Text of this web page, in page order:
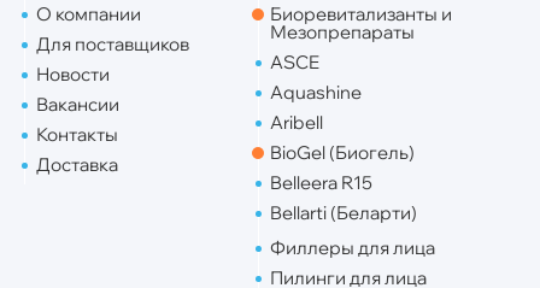
О компании
Для поставщиков
Новости
Вакансии
Контакты
Доставка
Биоревитализанты и
Мезопрепараты
ASCE
Aquashine
Aribell
BioGel (Биогель)
Belleera R15
Bellarti (Беларти)
Филлеры для лица
Пилинги для лица